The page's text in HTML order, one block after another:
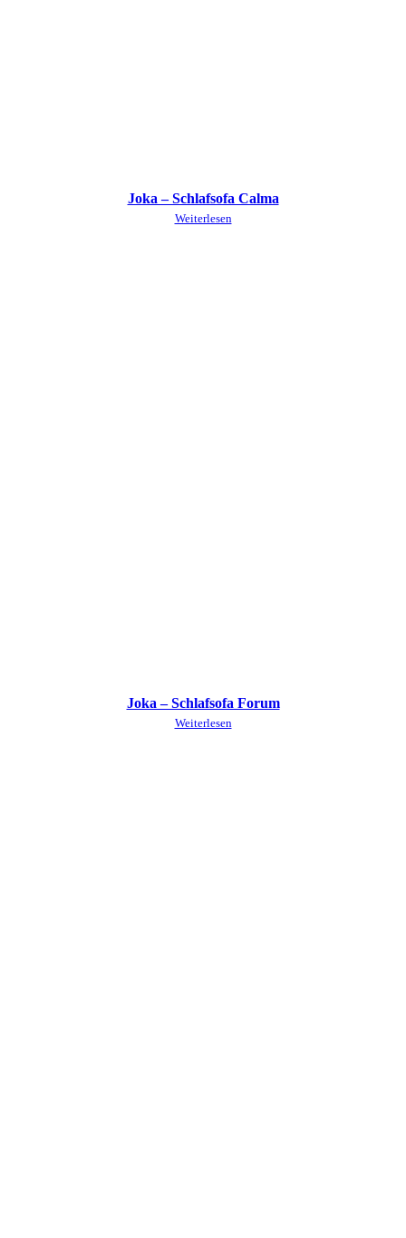
Joka – Schlafsofa Calma
Weiterlesen
Joka – Schlafsofa Forum
Weiterlesen